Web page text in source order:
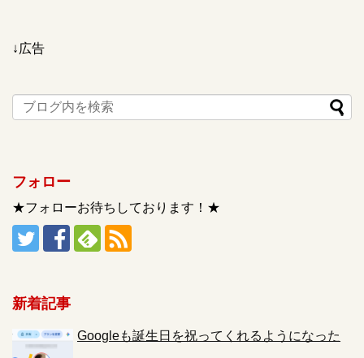
↓広告
フォロー
★フォローお待ちしております！★
新着記事
Googleも誕生日を祝ってくれるようになった